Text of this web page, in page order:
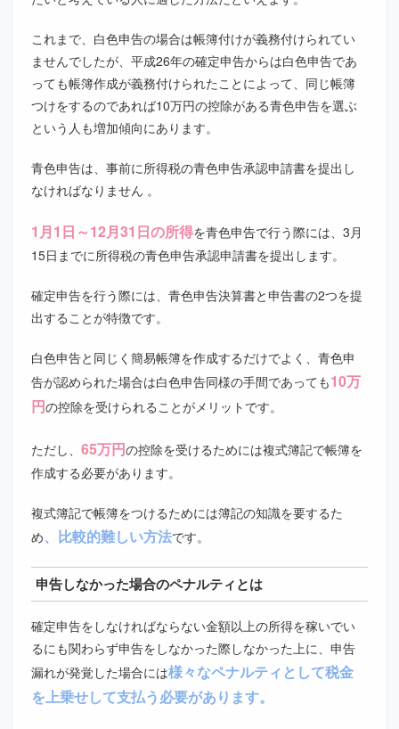
これまで、白色申告の場合は帳簿付けが義務付けられてい
ませんでしたが、平成26年の確定申告からは白色申告であ
っても帳簿作成が義務付けられたことによって、同じ帳簿
つけをするのであれば10万円の控除がある青色申告を選ぶ
という人も増加傾向にあります。
青色申告は、事前に所得税の青色申告承認申請書を提出し
なければなりません 。
1月1日～12月31日の所得を青色申告で行う際には、3月
15日までに所得税の青色申告承認申請書を提出します。
確定申告を行う際には、青色申告決算書と申告書の2つを提
出することが特徴です。
白色申告と同じく簡易帳簿を作成するだけでよく、青色申
告が認められた場合は白色申告同様の手間であっても10万
円の控除を受けられることがメリットです。
ただし、65万円の控除を受けるためには複式簿記で帳簿を
作成する必要があります。
複式簿記で帳簿をつけるためには簿記の知識を要するた
め、比較的難しい方法です。
申告しなかった場合のペナルティとは
確定申告をしなければならない金額以上の所得を稼いでい
るにも関わらず申告をしなかった際しなかった上に、申告
漏れが発覚した場合には様々なペナルティとして税金
を上乗せして支払う必要があります。